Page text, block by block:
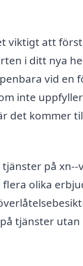
viktigt att
i ditt nya
vid en
inte
det kommer
på
olika
tjänster